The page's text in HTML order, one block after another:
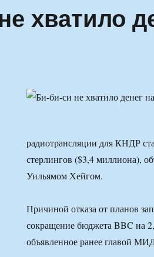
хватило
радиотрансляции для КНДР
стерлингов ($3,4 миллиона),
Уильямом Хейгом.
Причиной отказа от планов
сокращение бюджета BBC на
объявленное ранее главой